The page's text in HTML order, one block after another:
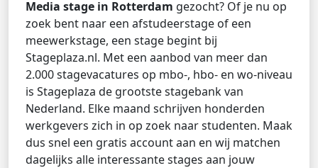
Media stage in Rotterdam gezocht? Of je nu op
zoek bent naar een afstudeerstage of een
meewerkstage, een stage begint bij
Stageplaza.nl. Met een aanbod van meer dan
2.000 stagevacatures op mbo-, hbo- en wo-niveau
is Stageplaza de grootste stagebank van
Nederland. Elke maand schrijven honderden
werkgevers zich in op zoek naar studenten. Maak
dus snel een gratis account aan en wij matchen
dagelijks alle interessante stages aan jouw